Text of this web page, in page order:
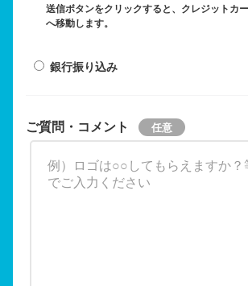
送信ボタンをクリックすると、クレジットカ
へ移動します。
銀行振り込み
ご質問・コメント